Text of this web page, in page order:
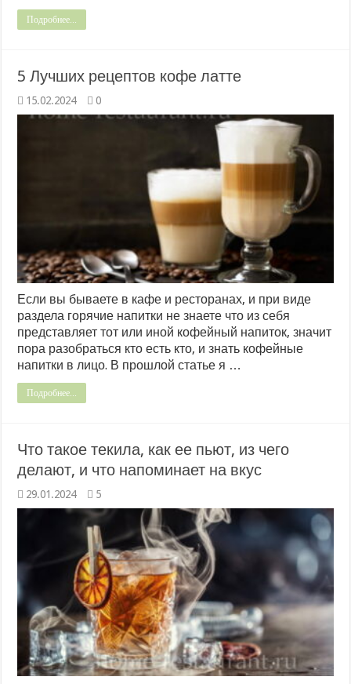
Подробнее...
5 Лучших рецептов кофе латте
15.02.2024 0
Если вы бываете в кафе и ресторанах, и при виде
раздела горячие напитки не знаете что из себя
представляет тот или иной кофейный напиток, значит
пора разобраться кто есть кто, и знать кофейные
напитки в лицо. В прошлой статье я …
Подробнее...
Что такое текила, как ее пьют, из чего
делают, и что напоминает на вкус
29.01.2024 5